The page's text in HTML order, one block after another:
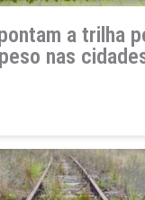
a trilha
nas